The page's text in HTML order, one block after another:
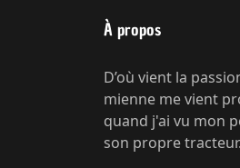
À propos
D’où vient la
mienne me vient
quand j'ai vu mon
son propre tracteur.